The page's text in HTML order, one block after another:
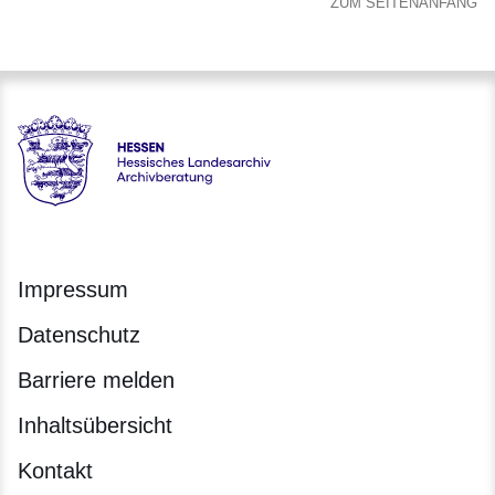
Hessen - Hessisches Landesarchiv Archivberatung Hessen
Impressum
Datenschutz
Barriere melden
Inhaltsübersicht
Kontakt